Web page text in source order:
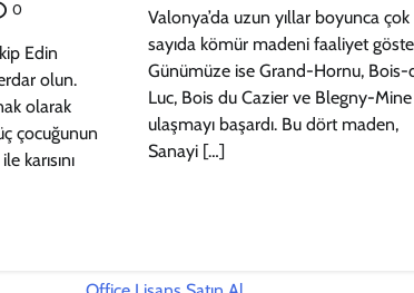
0
Edin
olun.
olarak
çocuğunun
karısını
Valonya’da uzun yıllar boyunca çok
sayıda kömür madeni faaliyet
Günümüze ise Grand-Hornu, Bois-
Luc, Bois du Cazier ve Blegny-Mine
ulaşmayı başardı. Bu dört maden,
Sanayi […]